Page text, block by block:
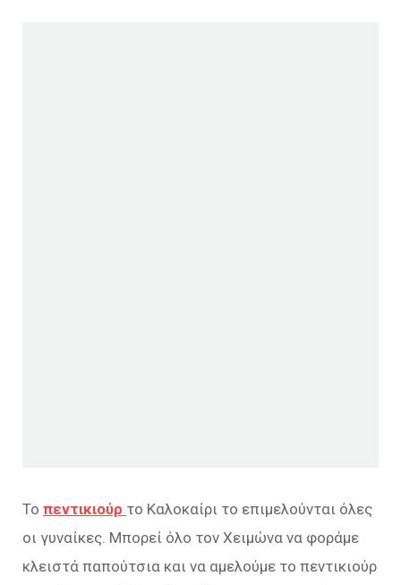
Το πεντικιούρ το Καλοκαίρι το επιμελούνται όλες
οι γυναίκες. Μπορεί όλο τον Χειμώνα να φοράμε
κλειστά παπούτσια και να αμελούμε το πεντικιούρ